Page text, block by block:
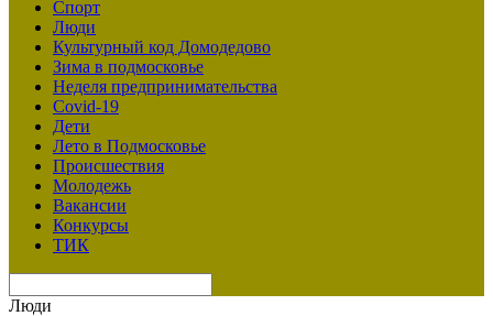
Спорт
Люди
Культурный код Домодедово
Зима в подмосковье
Неделя предпринимательства
Covid-19
Дети
Лето в Подмосковье
Происшествия
Молодежь
Вакансии
Конкурсы
ТИК
Люди